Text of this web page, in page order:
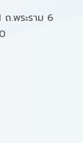
ถ.พระราม 6